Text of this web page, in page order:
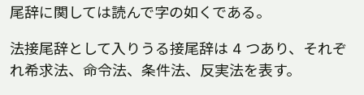
尾辞に関しては読んで字の如くである。
法接尾辞として入りうる接尾辞は 4 つあり、それぞ
れ希求法、命令法、条件法、反実法を表す。